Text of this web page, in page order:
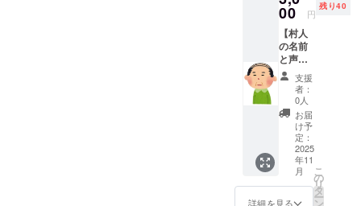
支援の
証とし
て、ス
タッフ
ロール
の
「Speci
Thanks
」欄に
表示さ
れま
す。 備
考欄に
繋がり
やすい
00 円
残り40
【村人
の名前
と声の
権
利！】
1村人に
命を吹
き込ん
でくだ
さい 村
人の名
前の考
案と、
セリフ1
支援
者：
0人
お届
け予
定：
2025
年11
月
詳細を見る
こ
の
リ
タ
ー